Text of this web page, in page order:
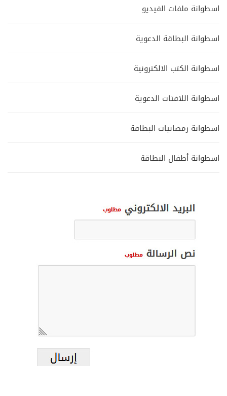
اسطوانة ملفات الفيديو
اسطوانة البطاقة الدعوية
اسطوانة الكتب الالكترونية
اسطوانة اللافتات الدعوية
اسطوانة رمضانيات البطاقة
اسطوانة أطفال البطاقة